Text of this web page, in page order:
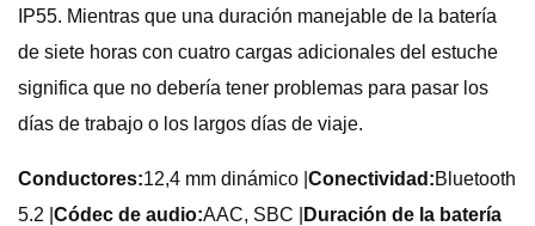
IP55. Mientras que una duración manejable de la batería
de siete horas con cuatro cargas adicionales del estuche
significa que no debería tener problemas para pasar los
días de trabajo o los largos días de viaje.
Conductores:12,4 mm dinámico | Conectividad:Bluetooth
5.2 | Códec de audio:AAC, SBC |
Duración de la batería